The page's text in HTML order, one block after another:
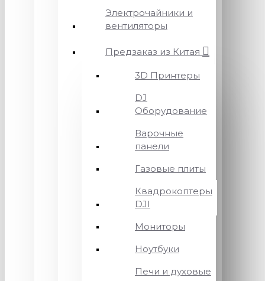
Электрочайники и
вентиляторы
Предзаказ из Китая
3D Принтеры
DJ
Оборудование
Варочные
панели
Газовые плиты
Квадрокоптеры
DJI
Мониторы
Ноутбуки
Печи и духовые